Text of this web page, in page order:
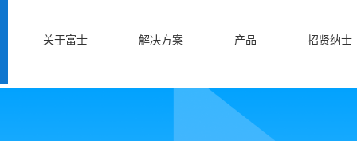
关于富士 解决方案 产品 招贤纳士